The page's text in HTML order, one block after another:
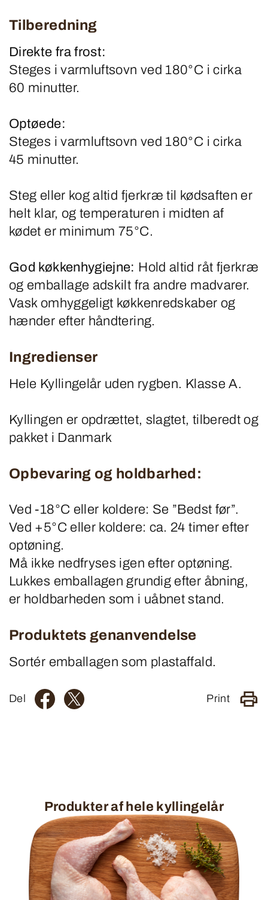
Tilberedning
Direkte fra frost:
Steges i varmluftsovn ved 180°C i cirka
60 minutter.
Optøede:
Steges i varmluftsovn ved 180°C i cirka
45 minutter.
Steg eller kog altid fjerkræ til kødsaften er
helt klar, og temperaturen i midten af
kødet er minimum 75°C.
God køkkenhygiejne: Hold altid råt fjerkræ
og emballage adskilt fra andre madvarer.
Vask omhyggeligt køkkenredskaber og
hænder efter håndtering.
Ingredienser
Hele Kyllingelår uden rygben. Klasse A.
Kyllingen er opdrættet, slagtet, tilberedt og
pakket i Danmark
Opbevaring og holdbarhed:
Ved -18°C eller koldere: Se ”Bedst før”.
Ved +5°C eller koldere: ca. 24 timer efter
optøning.
Må ikke nedfryses igen efter optøning.
Lukkes emballagen grundig efter åbning,
er holdbarheden som i uåbnet stand.
Produktets genanvendelse
Sortér emballagen som plastaffald.
Del Print
Produkter af hele kyllingelår